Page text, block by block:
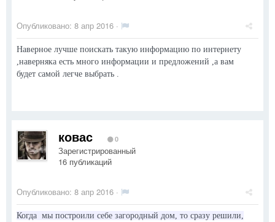
Опубликовано: 8 апр 2016 ·
Наверное лучше поискать такую информацию по интернету
,наверняка есть много информации и предложений ,а вам
будет самой легче выбрать .
ковас 0
Зарегистрированный
16 публикаций
Опубликовано: 8 апр 2016 ·
Когда мы построили себе загородный дом, то сразу решили,